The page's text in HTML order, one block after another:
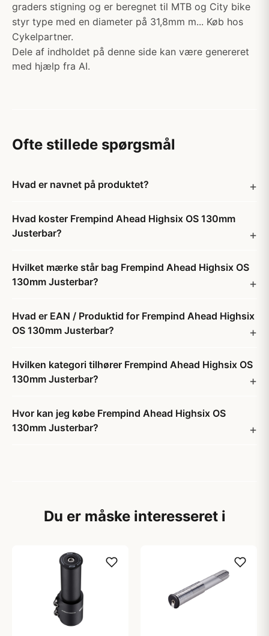
graders stigning og er beregnet til MTB og City bike
styr type med en diameter på 31,8mm m... Køb hos
Cykelpartner.
Dele af indholdet på denne side kan være genereret
med hjælp fra AI.
Ofte stillede spørgsmål
Hvad er navnet på produktet?
Hvad koster Frempind Ahead Highsix OS 130mm
Justerbar?
Hvilket mærke står bag Frempind Ahead Highsix OS
130mm Justerbar?
Hvad er EAN / Produktid for Frempind Ahead Highsix
OS 130mm Justerbar?
Hvilken kategori tilhører Frempind Ahead Highsix OS
130mm Justerbar?
Hvor kan jeg købe Frempind Ahead Highsix OS
130mm Justerbar?
Du er måske interesseret i